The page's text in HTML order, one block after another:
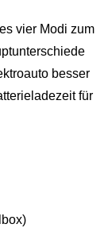
vier Modi zum
besser
für